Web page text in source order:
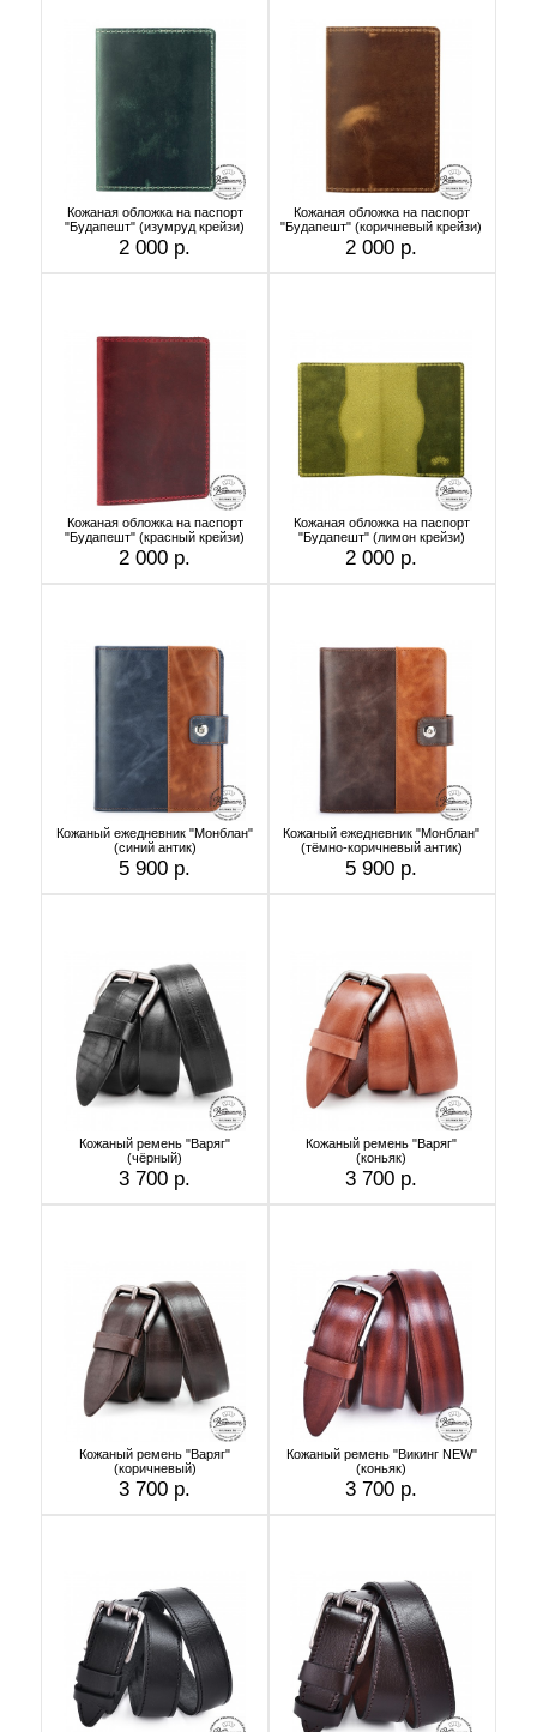
Кожаная обложка на паспорт
"Будапешт" (изумруд крейзи)
2 000 р.
Кожаная обложка на паспорт
"Будапешт" (коричневый крейзи)
2 000 р.
Кожаная обложка на паспорт
"Будапешт" (красный крейзи)
2 000 р.
Кожаная обложка на паспорт
"Будапешт" (лимон крейзи)
2 000 р.
Кожаный ежедневник "Монблан"
(синий антик)
5 900 р.
Кожаный ежедневник "Монблан"
(тёмно-коричневый антик)
5 900 р.
Кожаный ремень "Варяг"
(чёрный)
3 700 р.
Кожаный ремень "Варяг"
(коньяк)
3 700 р.
Кожаный ремень "Варяг"
(коричневый)
3 700 р.
Кожаный ремень "Викинг NEW"
(коньяк)
3 700 р.